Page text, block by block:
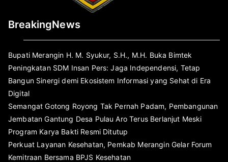
BreakingNews
Bupati Merangin H. M. Syukur, S.H., M.H. Buka Bimtek
Peningkatan SDM Insan Pers: Jaga Independensi, Tetap
Bangun Sinergi demi Ekosistem Informasi yang Sehat di Era
Digital
Semangat Gotong Royong Tak Pernah Padam, Pembangunan
Jembatan Gantung Desa Pulau Aro Terus Berlanjut Meski
Program Karya Bakti Resmi Ditutup
Perkuat Layanan Kesehatan, Pemkab Merangin Gelar Forum
Kemitraan Bersama BPJS Kesehatan